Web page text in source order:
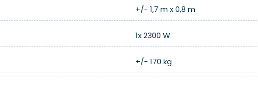
+/- 1,7 m x 0,8 m
1x 2300 W
+/- 170 kg